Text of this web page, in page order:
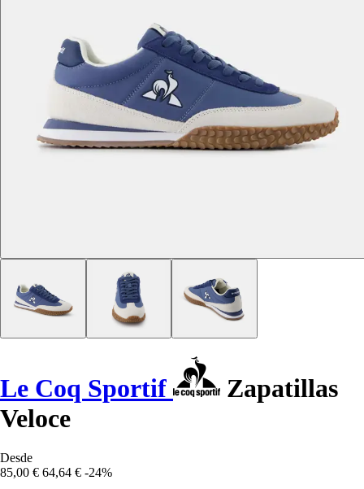
Le Coq Sportif
Zapatillas
Veloce
Desde
85,00 € 64,64 € -24%